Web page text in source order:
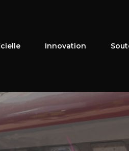
Innovation